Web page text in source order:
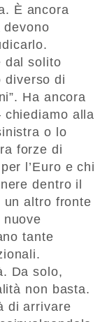
È ancora
dal solito
diverso di
Ha ancora
alla
o lo
forze di
l’Euro e chi
dentro il
un altro fronte
tante
Da solo,
non basta.
di arrivare